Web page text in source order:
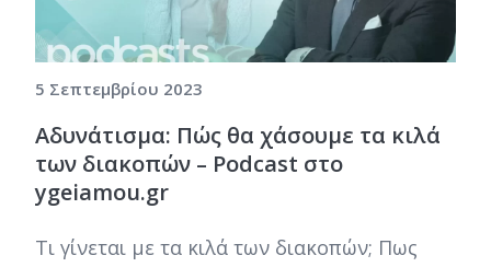
5 Σεπτεμβρίου 2023
Αδυνάτισμα: Πώς θα χάσουμε τα κιλά
των διακοπών – Podcast στο
ygeiamou.gr
Τι γίνεται με τα κιλά των διακοπών; Πως